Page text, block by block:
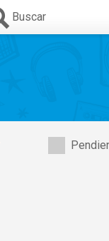
Buscar